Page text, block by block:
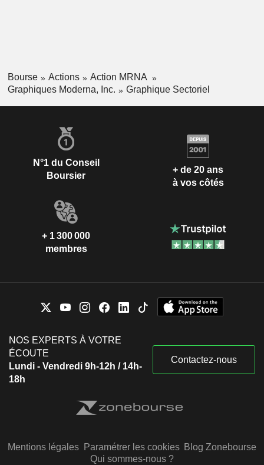
Bourse Actions
Action MRNA
Graphiques Moderna, Inc.
Graphique Sectoriel
N°1 du Conseil
Boursier
+ de 20 ans
à vos côtés
+ 1 300 000
membres
NOS EXPERTS À VOTRE
ÉCOUTE
Lundi - Vendredi 9h-12h / 14h-
18h
Contactez-nous
Mentions légales Paramétrer les cookies Blog Zonebourse
Qui sommes-nous ?